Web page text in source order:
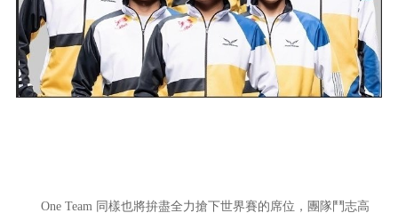
One Team 同樣也將拚盡全力搶下世界賽的席位，團隊鬥志高